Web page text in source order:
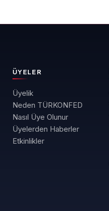
ÜYELER
Üyelik
Neden TÜRKONFED
Nasıl Üye Olunur
Üyelerden Haberler
Etkinlikler